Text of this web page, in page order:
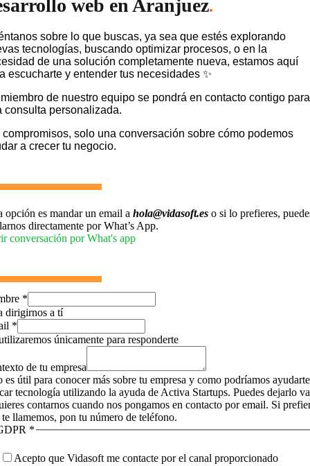
web en Aranjuez.
sobre lo que buscas, ya sea que estés explorando
tecnologías, buscando optimizar procesos, o en la
de una solución completamente nueva, estamos aquí
escucharte y entender tus necesidades ✨
de nuestro equipo se pondrá en contacto contigo para
consulta personalizada.
compromisos, solo una conversación sobre cómo podemos
a crecer tu negocio.
opción es mandar un email a hola@vidasoft.es o si lo prefieres,
directamente por What’s App.
conversación por What's app
*
dirigirnos a tí
*
únicamente para responderte
de tu empresa
es útil para conocer más sobre tu empresa y como podríamos
tecnología utilizando la ayuda de Activa Startups. Puedes dejarlo
contarnos cuando nos pongamos en contacto por email. Si
te llamemos, pon tu número de teléfono.
*
Acepto que Vidasoft me contacte por el canal proporcionado